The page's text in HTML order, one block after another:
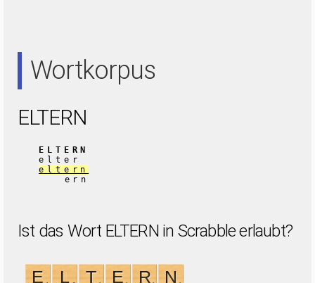
Wortkorpus
ELTERN
ELTERN
elter
eltern
ern
Ist das Wort ELTERN in Scrabble erlaubt?